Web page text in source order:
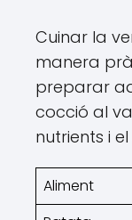
Cuinar la
manera
preparar
cocció al
nutrients i
Aliment